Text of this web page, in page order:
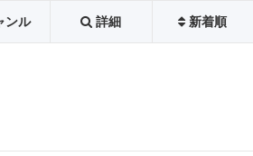
ンル 詳細 新着順